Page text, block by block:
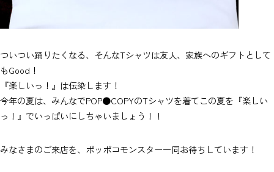
ついつい踊りたくなる、そんなTシャツは友人、家族へのギフトとして
もGood！
『楽しいっ！』は伝染します！
今年の夏は、みんなでPOP●COPYのTシャツを着てこの夏を『楽しい
っ！』でいっぱいにしちゃいましょう！！
みなさまのご来店を、ポッポコモンスター一同お待ちしています！